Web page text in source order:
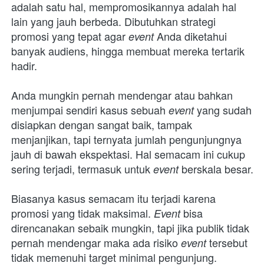
adalah satu hal, mempromosikannya adalah hal
lain yang jauh berbeda. Dibutuhkan strategi
promosi yang tepat agar event Anda diketahui
banyak audiens, hingga membuat mereka tertarik
hadir.
Anda mungkin pernah mendengar atau bahkan
menjumpai sendiri kasus sebuah event yang sudah
disiapkan dengan sangat baik, tampak
menjanjikan, tapi ternyata jumlah pengunjungnya
jauh di bawah ekspektasi. Hal semacam ini cukup
sering terjadi, termasuk untuk event berskala besar.
Biasanya kasus semacam itu terjadi karena
promosi yang tidak maksimal. Event bisa
direncanakan sebaik mungkin, tapi jika publik tidak
pernah mendengar maka ada risiko event tersebut
tidak memenuhi target minimal pengunjung.